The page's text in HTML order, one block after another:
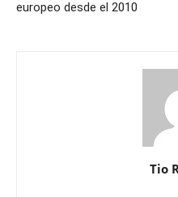
europeo desde el 2010
Tio